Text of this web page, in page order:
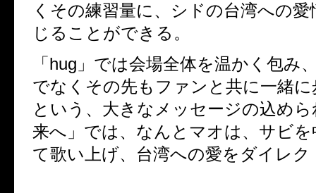
くその練習量に、シドの台湾への
じることができる。
「 hug 」では会場全体を温かく包み
でなくその先もファンと共に一緒
という、大きなメッセージの込め
来へ」では、なんとマオは、サビ
て歌い上げ、台湾への愛をダイレ